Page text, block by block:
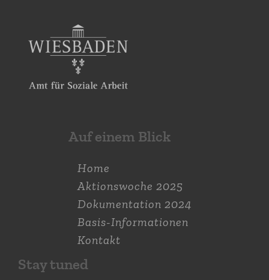
Auf einem Blick
Home
Aktions­woche 2025
Dokumen­tation 2024
Basis-Informationen
Kontakt
Stay tuned